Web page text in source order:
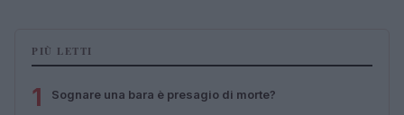
PIÙ LETTI
1 Sognare una bara è presagio di morte?